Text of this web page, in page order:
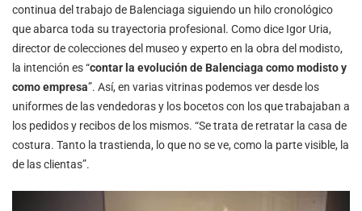
continua del trabajo de Balenciaga siguiendo un hilo cronológico
que abarca toda su trayectoria profesional. Como dice Igor Uria,
director de colecciones del museo y experto en la obra del modisto,
la intención es “contar la evolución de Balenciaga como modisto y
como empresa”. Así, en varias vitrinas podemos ver desde los
uniformes de las vendedoras y los bocetos con los que trabajaban a
los pedidos y recibos de los mismos. “Se trata de retratar la casa de
costura. Tanto la trastienda, lo que no se ve, como la parte visible, la
de las clientas”.